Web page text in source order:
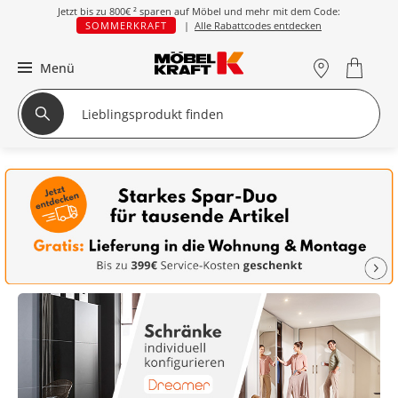
Jetzt bis zu 800€ ² sparen auf Möbel und mehr mit dem Code:
SOMMERKRAFT
| Alle Rabattcodes entdecken
Menü